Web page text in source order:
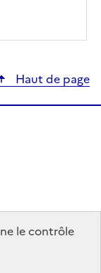
le contrôle
Haut de page